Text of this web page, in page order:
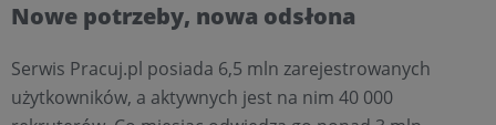
Nowe potrzeby, nowa odsłona
Serwis Pracuj.pl posiada 6,5 mln zarejestrowanych
użytkowników, a aktywnych jest na nim 40 000